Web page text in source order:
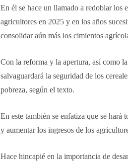
En él se hace un llamado a redoblar los
agricultores en 2025 y en los años
consolidar aún más los cimientos
Con la reforma y la apertura, así como
salvaguardará la seguridad de los
pobreza, según el texto.
En este también se enfatiza que se
y aumentar los ingresos de los
Hace hincapié en la importancia de